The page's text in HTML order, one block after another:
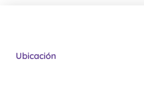
Ubicación